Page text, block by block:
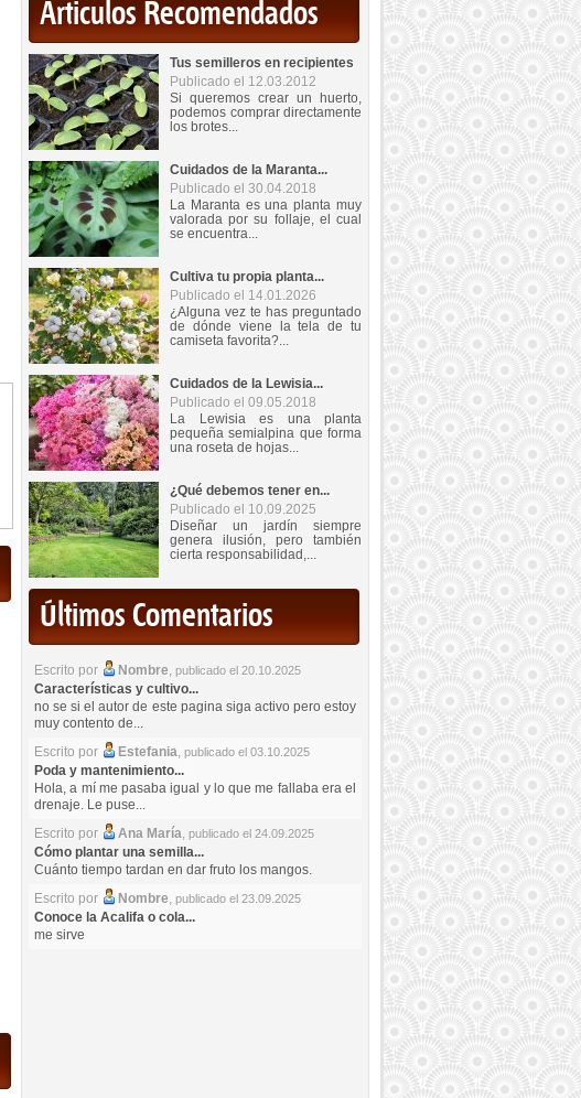
Articulos Recomendados
Tus semilleros en recipientes
Publicado el 12.03.2012
Si queremos crear un huerto,
podemos comprar directamente
los brotes...
Cuidados de la Maranta...
Publicado el 30.04.2018
La Maranta es una planta muy
valorada por su follaje, el cual
se encuentra...
Cultiva tu propia planta...
Publicado el 14.01.2026
¿Alguna vez te has preguntado
de dónde viene la tela de tu
camiseta favorita?...
Cuidados de la Lewisia...
Publicado el 09.05.2018
La Lewisia es una planta
pequeña semialpina que forma
una roseta de hojas...
¿Qué debemos tener en...
Publicado el 10.09.2025
Diseñar un jardín siempre
genera ilusión, pero también
cierta responsabilidad,...
Últimos Comentarios
Escrito por Nombre, publicado el 20.10.2025
Características y cultivo...
no se si el autor de este pagina siga activo pero estoy
muy contento de...
Escrito por
Estefania, publicado el 03.10.2025
Poda y mantenimiento...
Hola, a mí me pasaba igual y lo que me fallaba era el
drenaje. Le puse...
Escrito por
Ana María, publicado el 24.09.2025
Cómo plantar una semilla...
Cuánto tiempo tardan en dar fruto los mangos.
Escrito por
Nombre, publicado el 23.09.2025
Conoce la Acalifa o cola...
me sirve